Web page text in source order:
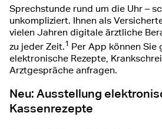
Sprechstunde rund um die Uhr –
unkompliziert. Ihnen als
vielen Jahren digitale ärztliche
zu jeder Zeit.1 Per App können Sie
elektronische Rezepte,
Arztgespräche anfragen.
Neu: Ausstellung
Kassenrezepte